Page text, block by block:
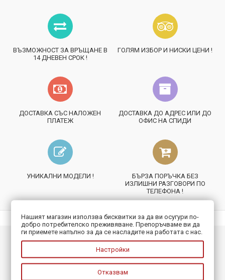
ВЪЗМОЖНОСТ ЗА ВРЪЩАНЕ В
14 ДНЕВЕН СРОК !
ГОЛЯМ ИЗБОР И НИСКИ ЦЕНИ !
ДОСТАВКА СЪС НАЛОЖЕН
ПЛАТЕЖ
ДОСТАВКА ДО АДРЕС ИЛИ ДО
ОФИС НА СПИДИ
УНИКАЛНИ МОДЕЛИ !
БЪРЗА ПОРЪЧКА БЕЗ
ИЗЛИШНИ РАЗГОВОРИ ПО
ТЕЛЕФОНА !
ИНФОРМАЦИЯ
ПОЛЕЗНО
Нашият магазин използва бисквитки за да ви осугури по-
добро потребителско преживяване. Препоръчваме ви да
ги приемете напълно за да се насладите на работата с нас.
Настройки
Отказвам